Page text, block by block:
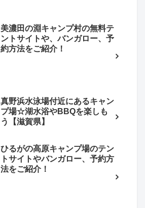
美濃田の淵キャンプ村の無料テ
ントサイトや、バンガロー、予
約方法をご紹介！
真野浜水泳場付近にあるキャン
プ場☆湖水浴やBBQを楽しも
う【滋賀県】
ひるがの高原キャンプ場のテン
トサイトやバンガロー、予約方
法をご紹介！